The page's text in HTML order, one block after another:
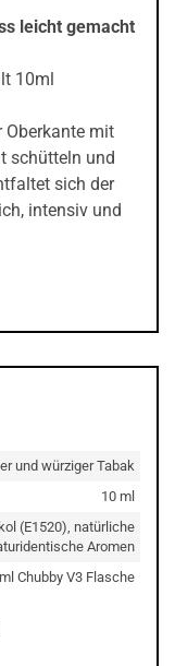
leicht gemacht
10ml
mit
schütteln und
sich der
intensiv und
und würziger Tabak
10 ml
(E1520), natürliche
Aromen
Chubby V3 Flasche